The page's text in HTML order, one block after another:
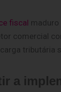
fiscal
comercial
tributária
a